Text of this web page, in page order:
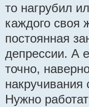
то нагрубил
каждого своя
постоянная
депрессии. А
точно,
накручивания
Нужно